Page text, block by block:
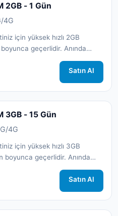
2GB - 1 Gün
4G
için yüksek hızlı 2GB
geçerlidir. Anında
Satın Al
3GB - 15 Gün
4G
için yüksek hızlı 3GB
boyunca geçerlidir. Anında
Satın Al